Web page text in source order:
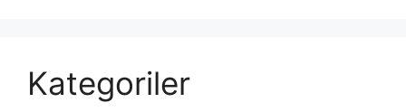
Kategoriler